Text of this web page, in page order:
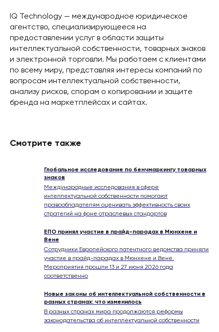
IQ Technology — международное юридическое
агентство, специализирующееся на
предоставлении услуг в области защиты
интеллектуальной собственности, товарных знаков
и электронной торговли. Мы работаем с клиентами
по всему миру, представляя интересы компаний по
вопросам интеллектуальной собственности,
анализу рисков, спорам о копировании и защите
бренда на маркетплейсах и сайтах.
Смотрите также
Глобальное исследование по бенчмаркингу товарных
знаков
Международные исследования в сфере
интеллектуальной собственности помогают
правообладателям оценивать эффективность своих
стратегий на фоне отраслевых стандартов
ЕПО принял участие в прайд-парадах в Мюнхене и
Вене
Сотрудники Европейского патентного ведомства приняли
участие в прайд-парадах в Мюнхене и Вене.
Мероприятия прошли 13 и 27 июня 2026 года
соответственно
Новые законы об интеллектуальной собственности в
разных странах: что изменилось
В разных странах мира продолжаются реформы
законодательства об интеллектуальной собственности